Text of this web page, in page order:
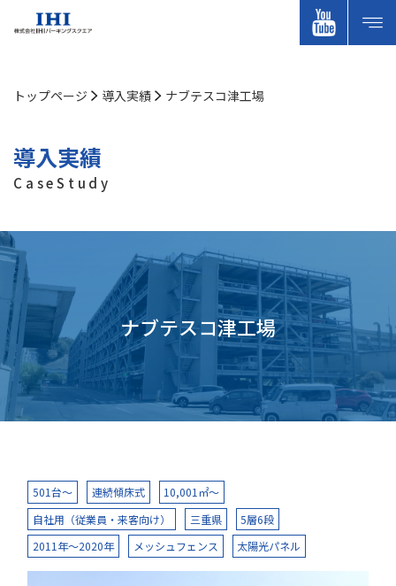
トップページ 導入実績 ナブテスコ津工場
導入実績
CaseStudy
ナブテスコ津工場
501台～ 連続傾床式
10,001㎡～
自社用（従業員・来客向け）
三重県
5層6段
2011年～2020年
メッシュフェンス 太陽光パネル